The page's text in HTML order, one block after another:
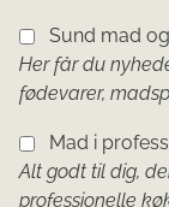
Sund mad
Her får du
fødevarer,
Mad i
Alt godt til dig,
professionelle